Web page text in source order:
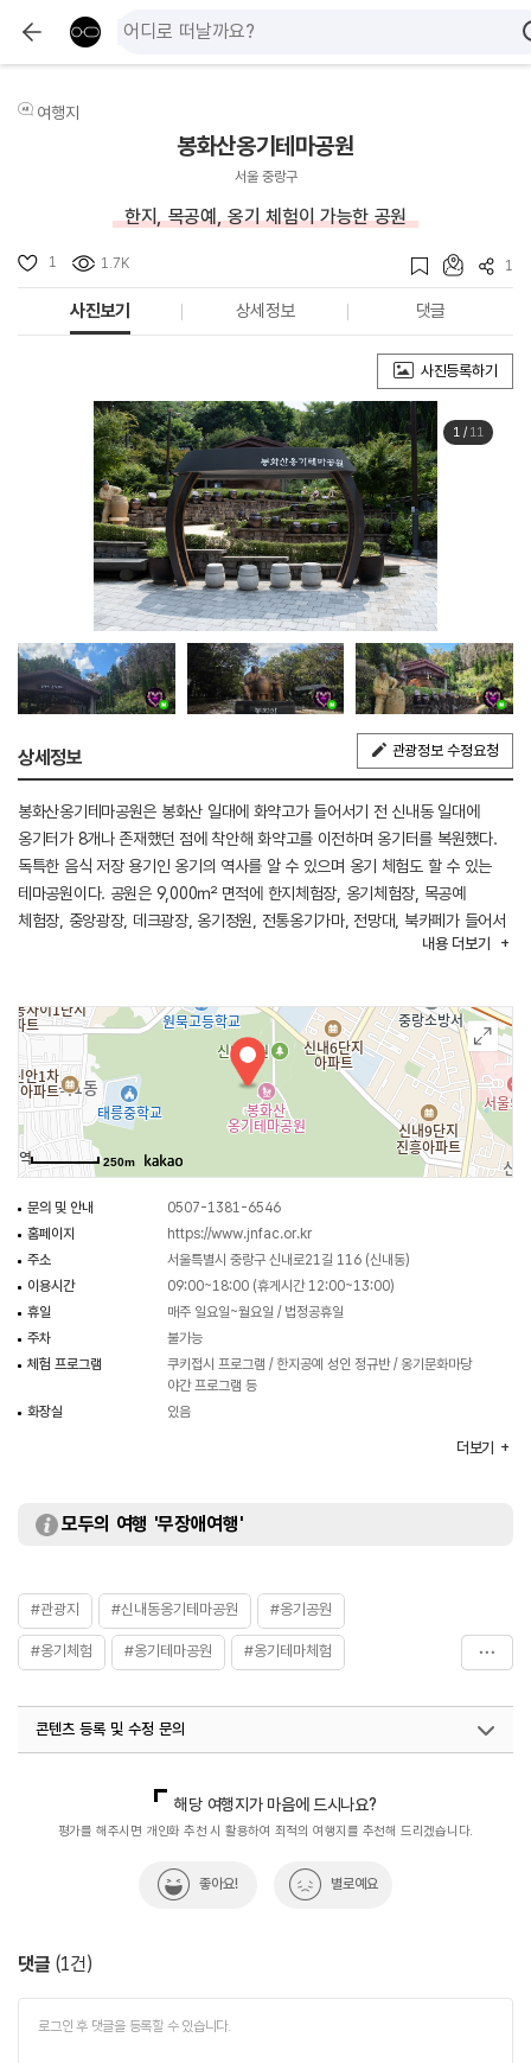
여행지
봉화산옹기테마공원
서울 중랑구
한지, 목공예, 옹기 체험이 가능한 공원
1 1.7K 1
사진보기 상세정보 댓글
사진등록하기
1/ 11
상세정보 관광정보 수정요청
봉화산옹기테마공원은 봉화산 일대에 화약고가 들어서기 전 신내동 일대에
옹기터가 8개나 존재했던 점에 착안해 화약고를 이전하며 옹기터를 복원했다.
독특한 음식 저장 용기인 옹기의 역사를 알 수 있으며 옹기 체험도 할 수 있는
테마공원이다. 공원은 9,000㎡ 면적에 한지체험장, 옹기체험장, 목공예
체험장, 중앙광장, 데크광장, 옹기정원, 전통옹기가마, 전망대, 북카페가 들어서
있다. 옹기체험장에서는 전문 강사에게 옹기의 역사와 특징을 배우고 그릇, 컵,
한지체험장에서는 한지를 활용한 다양한 공예작품을 만들고 전통 체험을 즐길
수 있다. 공원 정상의 전망대에서는 공원과 배밭 전경을 감상할 수 있다. 지하철
6호선 4번 출구에서 550m 거리에 자리 잡고 있다.
내용 더보기
250m
문의 및 안내
0507-1381-6546
홈페이지
https://www.jnfac.or.kr
주소
서울특별시 중랑구 신내로21길 116 (신내동)
이용시간
09:00~18:00 (휴게시간 12:00~13:00)
휴일
매주 일요일~월요일 / 법정공휴일
주차
불가능
체험 프로그램
쿠키접시 프로그램 / 한지공예 성인 정규반 / 옹기문화마당
야간 프로그램 등
화장실
있음
더보기
모두의 여행 '무장애여행'
#관광지 #신내동옹기테마공원 #옹기공원
#옹기체험 #옹기테마공원 #옹기테마체험
콘텐츠 등록 및 수정 문의
해당 여행지가 마음에 드시나요?
평가를 해주시면 개인화 추천 시 활용하여 최적의 여행지를 추천해 드리겠습니다.
좋아요! 별로예요
댓글 (1건)